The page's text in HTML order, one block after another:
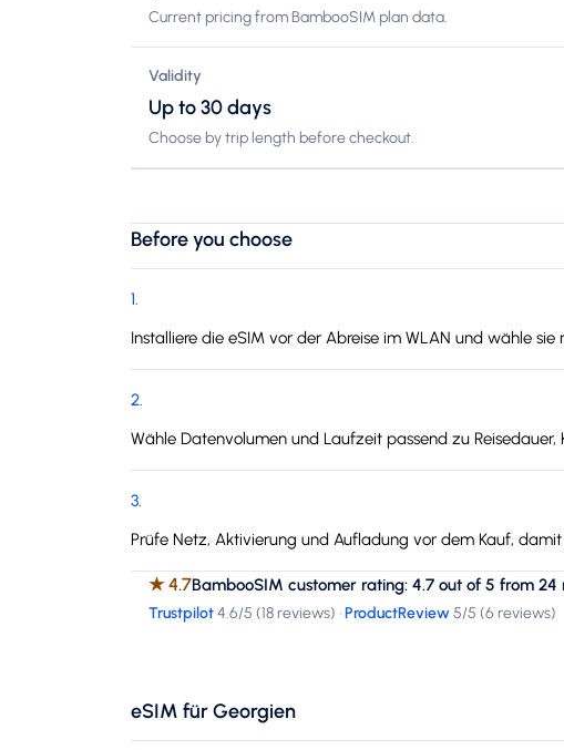
Current pricing from BambooSIM plan data.
Validity
Up to 30 days
Choose by trip length before checkout.
Before you choose
1.
Installiere die eSIM vor der Abreise im WLAN und wähle
2.
Wähle Datenvolumen und Laufzeit passend zu
3.
Prüfe Netz, Aktivierung und Aufladung vor dem Kauf,
★4.7BambooSIM customer rating: 4.7 out of 5 from 24
Trustpilot4.6/5 (18 reviews) ·ProductReview5/5 (6 reviews)
eSIM für Georgien